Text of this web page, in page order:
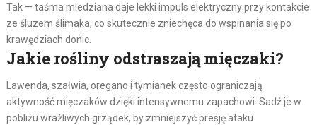
Tak — taśma miedziana daje lekki impuls elektryczny przy kontakcie
ze śluzem ślimaka, co skutecznie zniechęca do wspinania się po
krawędziach donic.
Jakie rośliny odstraszają mięczaki?
Lawenda, szałwia, oregano i tymianek często ograniczają
aktywność mięczaków dzięki intensywnemu zapachowi. Sadź je w
pobliżu wrażliwych grządek, by zmniejszyć presję ataku.